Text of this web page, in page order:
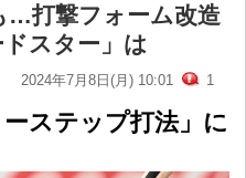
…打撃フォーム改造
スター」は
2024年7月8日(月) 10:01 1
ステップ打法」に